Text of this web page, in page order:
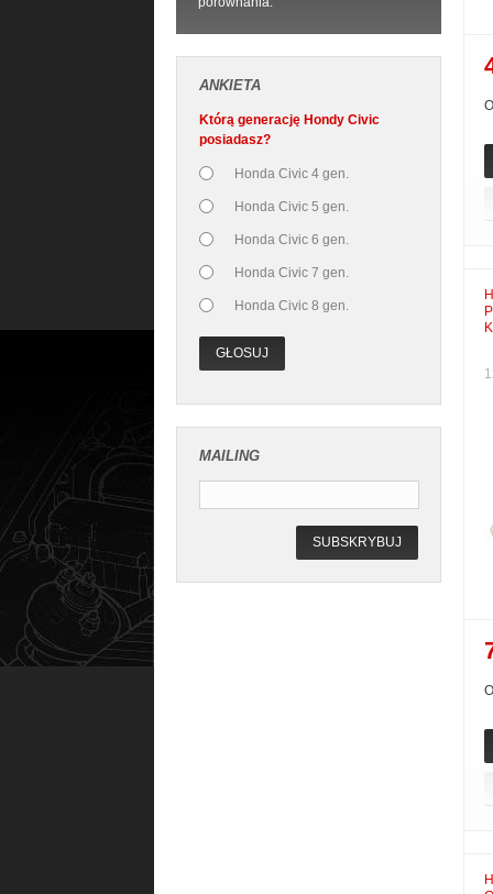
ANKIETA
Którą generację Hondy Civic
posiadasz?
Honda Civic 4 gen.
Honda Civic 5 gen.
Honda Civic 6 gen.
Honda Civic 7 gen.
Honda Civic 8 gen.
GŁOSUJ
MAILING
SUBSKRYBUJ